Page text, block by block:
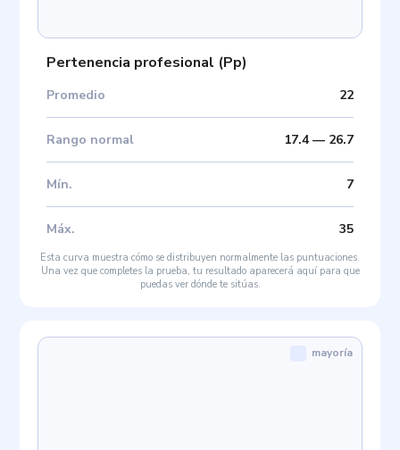
Pertenencia profesional (Pp)
Promedio 22
Rango normal 17.4— 26.7
Mín. 7
Máx. 35
Esta curva muestra cómo se distribuyen normalmente las puntuaciones.
Una vez que completes la prueba, tu resultado aparecerá aquí para que
puedas ver dónde te sitúas.
mayoría